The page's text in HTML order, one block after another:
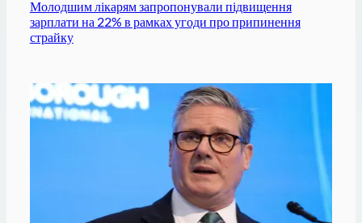
Молодшим лікарям запропонували підвищення
зарплати на 22% в рамках угоди про припинення
страйку